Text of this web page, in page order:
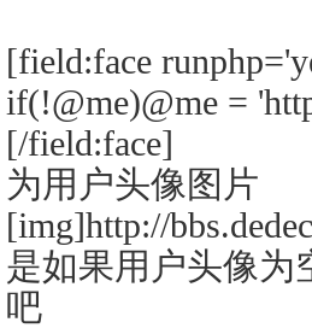
[field:face
if(!@me)@me =
[/field:face]
为用户头像图片
[img]http://
是如果用户头像为
吧